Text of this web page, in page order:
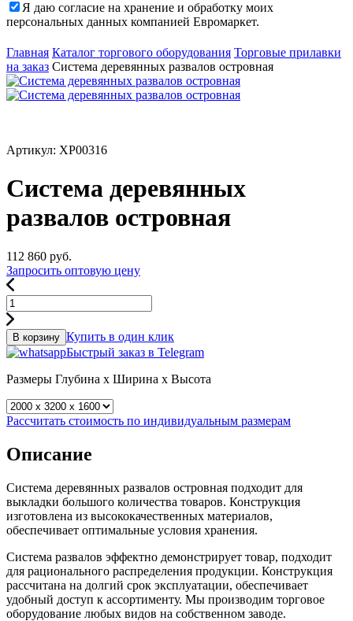
Я даю согласие на хранение и обработку моих
персональных данных компанией Евромаркет.
Главная Каталог торгового оборудования Торговые прилавки
на заказ Система деревянных развалов островная
Артикул: ХР00316
Система деревянных
развалов островная
112 860 руб.
Запросить оптовую цену
В корзину Купить в один клик
Быстрый заказ в Telegram
Размеры Глубина x Ширина x Высота
Рассчитать стоимость по индивидуальным размерам
Описание
Система деревянных развалов островная подходит для
выкладки большого количества товаров. Конструкция
изготовлена из высококачественных материалов,
обеспечивает оптимальные условия хранения.
Система развалов эффектно демонстрирует товар, подходит
для рационального распределения продукции. Конструкция
рассчитана на долгий срок эксплуатации, обеспечивает
удобный доступ к ассортименту. Мы производим торговое
оборудование любых видов на собственном заводе.